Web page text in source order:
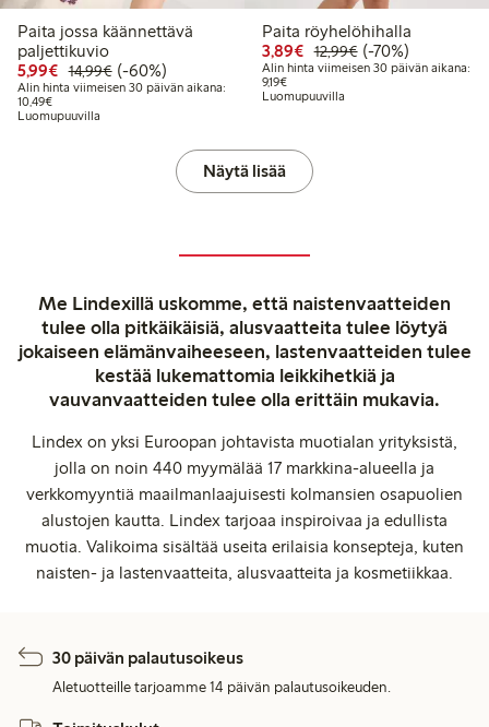
Paita jossa käännettävä
paljettikuvio
5,99€ Alennettu hinta: 5,99 €
14,99€Normaalihinta: 14,99 €
60% alennus
(-60%)
Alin hinta viimeisen 30 päivän aikana:
10,49€Alin hinta viimeisen 30 päivän aikana: 10,49 €
Luomupuuvilla
Paita röyhelöhihalla
3,89€ Alennettu hinta: 3,89 €
12,99€Normaalihinta:
70% alennus
(-70%)
Alin hinta viimeisen 30 päivän aikana:
9,19€Alin hinta viimeisen 30 päivän
Luomupuuvilla
Näytä lisää
Me Lindexillä uskomme, että naistenvaatteiden
tulee olla pitkäikäisiä, alusvaatteita tulee löytyä
jokaiseen elämänvaiheeseen, lastenvaatteiden tulee
kestää lukemattomia leikkihetkiä ja
vauvanvaatteiden tulee olla erittäin mukavia.
Lindex on yksi Euroopan johtavista muotialan yrityksistä,
jolla on noin 440 myymälää 17 markkina-alueella ja
verkkomyyntiä maailmanlaajuisesti kolmansien osapuolien
alustojen kautta. Lindex tarjoaa inspiroivaa ja edullista
muotia. Valikoima sisältää useita erilaisia konsepteja, kuten
naisten- ja lastenvaatteita, alusvaatteita ja kosmetiikkaa.
30 päivän palautusoikeus
Aletuotteille tarjoamme 14 päivän palautusoikeuden.